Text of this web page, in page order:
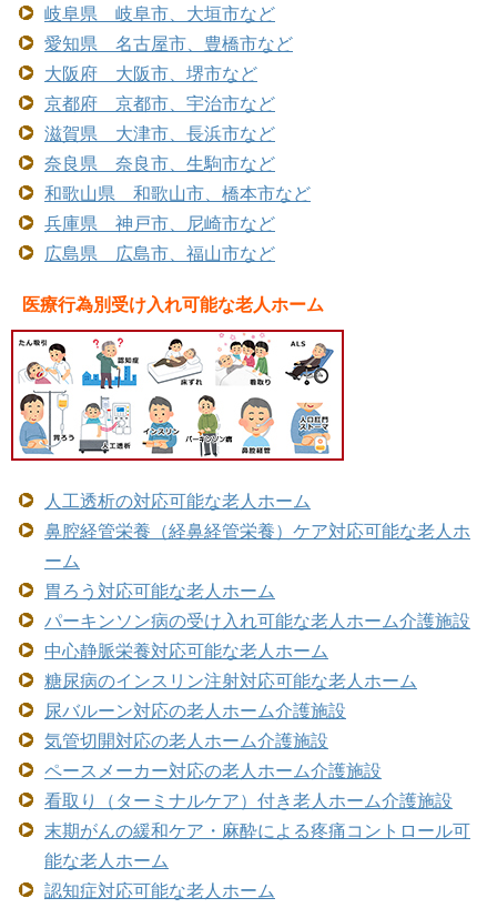
岐阜県 岐阜市、大垣市など
愛知県 名古屋市、豊橋市など
大阪府 大阪市、堺市など
京都府 京都市、宇治市など
滋賀県 大津市、長浜市など
奈良県 奈良市、生駒市など
和歌山県 和歌山市、橋本市など
兵庫県 神戸市、尼崎市など
広島県 広島市、福山市など
医療行為別受け入れ可能な老人ホーム
人工透析の対応可能な老人ホーム
鼻腔経管栄養（経鼻経管栄養）ケア対応可能な老人ホ
ーム
胃ろう対応可能な老人ホーム
パーキンソン病の受け入れ可能な老人ホーム介護施設
中心静脈栄養対応可能な老人ホーム
糖尿病のインスリン注射対応可能な老人ホーム
尿バルーン対応の老人ホーム介護施設
気管切開対応の老人ホーム介護施設
ペースメーカー対応の老人ホーム介護施設
看取り（ターミナルケア）付き老人ホーム介護施設
末期がんの緩和ケア・麻酔による疼痛コントロール可
能な老人ホーム
認知症対応可能な老人ホーム